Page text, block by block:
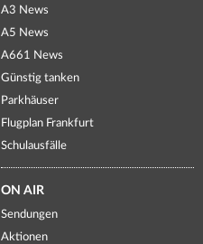
A3 News
A5 News
A661 News
Günstig tanken
Parkhäuser
Flugplan Frankfurt
Schulausfälle
ON AIR
Sendungen
Aktionen